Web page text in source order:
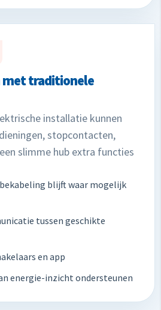
traditionele
installatie kunnen
stopcontacten,
slimme hub extra functies
blijft waar mogelijk
tussen geschikte
en app
energie-inzicht ondersteunen